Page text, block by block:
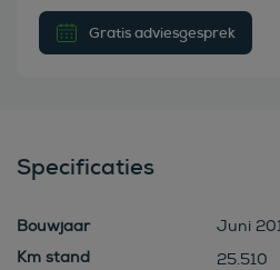
Gratis adviesgesprek
Specificaties
Bouwjaar
Juni
25.510